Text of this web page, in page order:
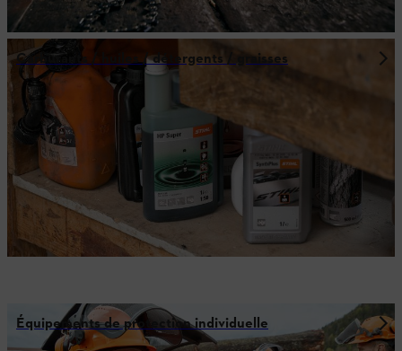
Carburants / huiles / détergents / graisses
Équipements de protection individuelle